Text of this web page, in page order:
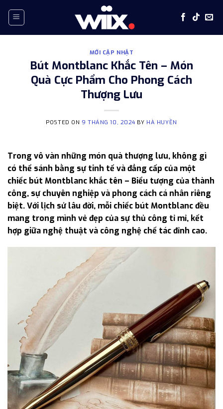
MỚI CẬP NHẬT
Bút Montblanc Khắc Tên – Món
Quà Cực Phẩm Cho Phong Cách
Thượng Lưu
POSTED ON 9 THÁNG 10, 2024 BY HÀ HUYỀN
Trong vô vàn những món quà thượng lưu, không gì
có thể sánh bằng sự tinh tế và đẳng cấp của một
chiếc bút Montblanc khắc tên – Biểu tượng của thành
công, sự chuyên nghiệp và phong cách cá nhân riêng
biệt. Với lịch sử lâu đời, mỗi chiếc bút Montblanc đều
mang trong mình vẻ đẹp của sự thủ công tỉ mỉ, kết
hợp giữa nghệ thuật và công nghệ chế tác đỉnh cao.